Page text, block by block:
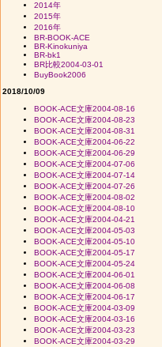
2014年
2015年
2016年
BR-BOOK-ACE
BR-Kinokuniya
BR-bk1
BR比較2004-03-01
BuyBook2006
2018/10/09
BOOK-ACE文庫2004-08-16
BOOK-ACE文庫2004-08-23
BOOK-ACE文庫2004-08-31
BOOK-ACE文庫2004-06-22
BOOK-ACE文庫2004-06-29
BOOK-ACE文庫2004-07-06
BOOK-ACE文庫2004-07-14
BOOK-ACE文庫2004-07-26
BOOK-ACE文庫2004-08-02
BOOK-ACE文庫2004-08-10
BOOK-ACE文庫2004-04-21
BOOK-ACE文庫2004-05-03
BOOK-ACE文庫2004-05-10
BOOK-ACE文庫2004-05-17
BOOK-ACE文庫2004-05-24
BOOK-ACE文庫2004-06-01
BOOK-ACE文庫2004-06-08
BOOK-ACE文庫2004-06-17
BOOK-ACE文庫2004-03-09
BOOK-ACE文庫2004-03-16
BOOK-ACE文庫2004-03-23
BOOK-ACE文庫2004-03-29